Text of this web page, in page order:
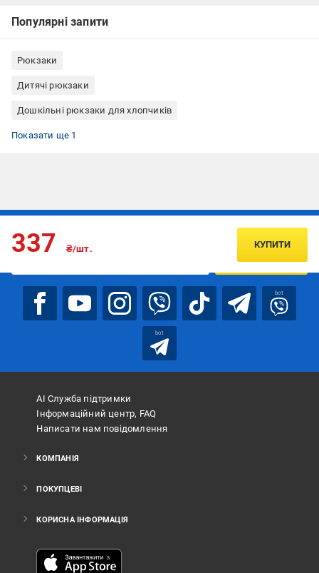
Популярні запити
Рюкзаки
Дитячі рюкзаки
Дошкільні рюкзаки для хлопчиків
Дошкільні рюкзаки Zo-Zoo
Показати ще 1
337 ₴/шт. КУПИТИ
Підписуйтесь, щоб дізнаватись першим про акції та пропозиції
ПІДПИСАТИСЯ
bot
bot
АІ Служба підтримки
Інформаційний центр, FAQ
Написати нам повідомлення
КОМПАНІЯ
ПОКУПЦЕВІ
КОРИСНА ІНФОРМАЦІЯ